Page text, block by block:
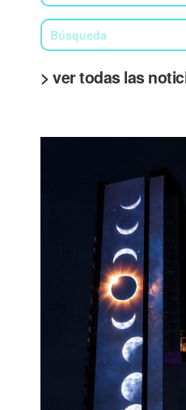
> ver todas las